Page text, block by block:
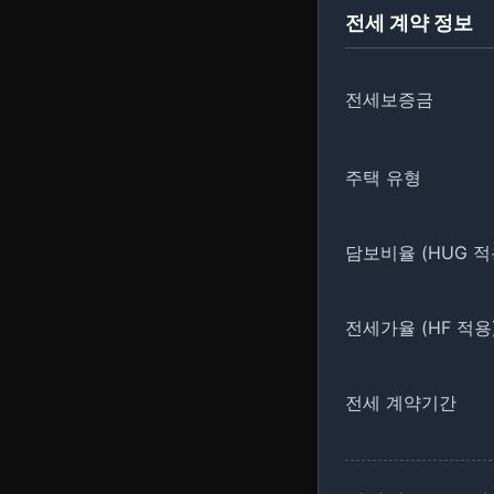
전세 계약 정보
전세보증금
주택 유형
담보비율 (HUG
전세가율 (HF 적
전세 계약기간